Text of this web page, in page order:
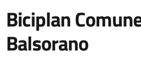
Biciplan
Balsorano